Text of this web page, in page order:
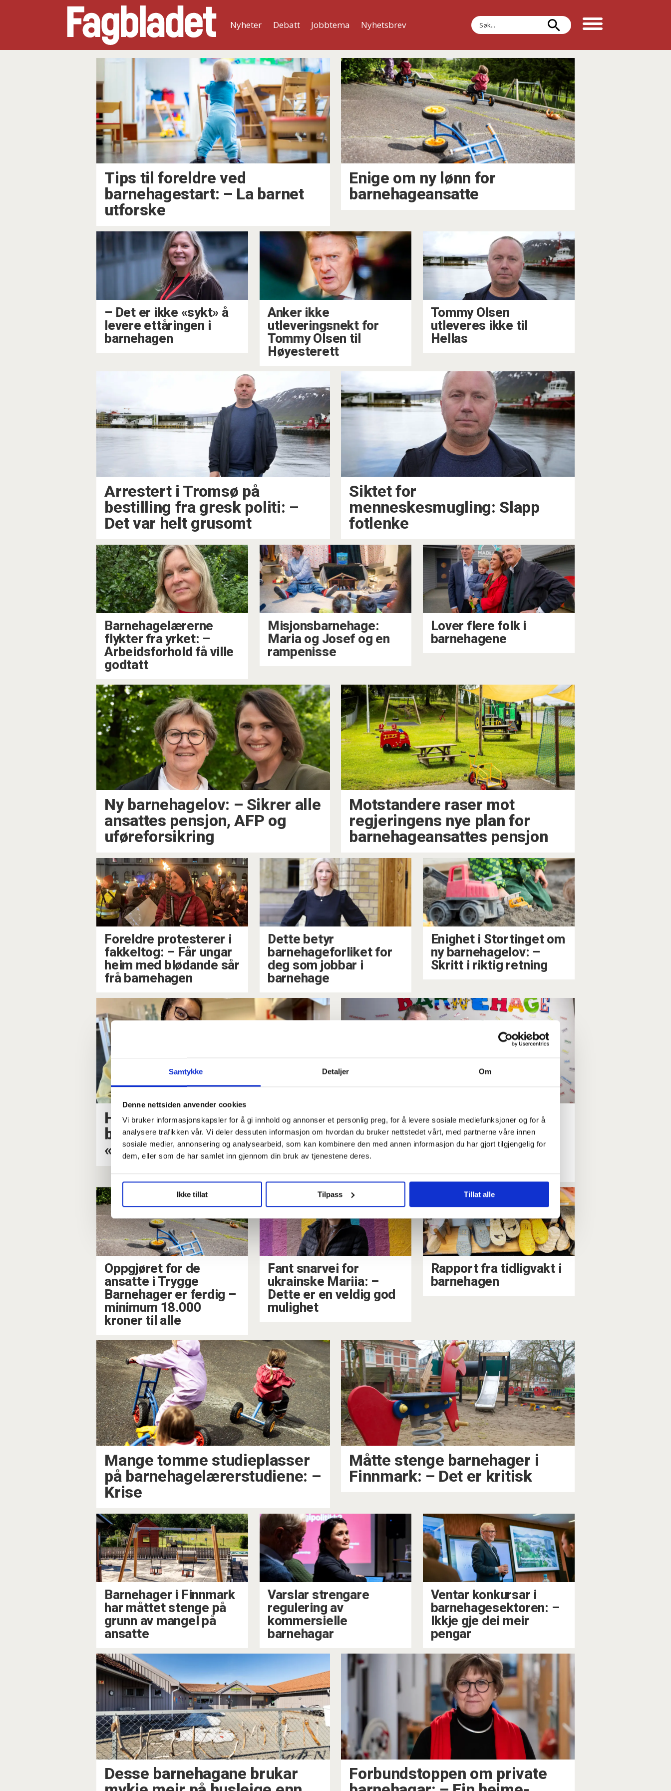
Samtykke Detaljer Om
Denne nettsiden anvender cookies
Vi bruker informasjonskapsler for å gi innhold og annonser et personlig preg, for å levere sosiale mediefunksjoner og for å
analysere trafikken vår. Vi deler dessuten informasjon om hvordan du bruker nettstedet vårt, med partnerne våre innen
sosiale medier, annonsering og analysearbeid, som kan kombinere den med annen informasjon du har gjort tilgjengelig for
dem, eller som de har samlet inn gjennom din bruk av tjenestene deres.
Ikke tillat Tilpass Tillat alle
Nyheter Debatt Jobbtema Nyhetsbrev
Søk
barnehagelærer
Tips til foreldre ved
barnehagestart: – La barnet
utforske
Enige om ny lønn for
barnehageansatte
– Det er ikke «sykt» å
levere ettåringen i
barnehagen
Anker ikke
utleveringsnekt for
Tommy Olsen til
Høyesterett
Tommy Olsen
utleveres ikke til
Hellas
Arrestert i Tromsø på
bestilling fra gresk politi: –
Det var helt grusomt
Siktet for
menneskesmugling: Slapp
fotlenke
Barnehagelærerne
flykter fra yrket: –
Arbeidsforhold få ville
godtatt
Misjonsbarnehage:
Maria og Josef og en
rampenisse
Lover flere folk i
barnehagene
Ny barnehagelov: –⁠ Sikrer alle
ansattes pensjon, AFP og
uføreforsikring
Motstandere raser mot
regjeringens nye plan for
barnehageansattes pensjon
Foreldre protesterer i
fakkeltog: –⁠ Får ungar
heim med blødande sår
frå barnehagen
Dette betyr
barnehageforliket for
deg som jobbar i
barnehage
Enighet i Stortinget om
ny barnehagelov: –⁠
Skritt i riktig retning
Her skal alle kommunale
barnehager få sin egen
«kokk»
Barnehage tester
sekstimersdag: –⁠ Gir meg
mer motivasjon til å gå på
Oppgjøret for de
ansatte i Trygge
Barnehager er ferdig –⁠
minimum 18.000
kroner til alle
Fant snarvei for
ukrainske Mariia: –⁠
Dette er en veldig god
mulighet
Rapport fra tidligvakt i
barnehagen
Mange tomme studieplasser
på barnehagelærerstudiene: –⁠
Krise
Måtte stenge barnehager i
Finnmark: –⁠ Det er kritisk
Barnehager i Finnmark
har måttet stenge på
grunn av mangel på
ansatte
Varslar strengare
regulering av
kommersielle
barnehagar
Ventar konkursar i
barnehagesektoren: –⁠
Ikkje gje dei meir
pengar
Desse barnehagane brukar
Forbundstoppen om private